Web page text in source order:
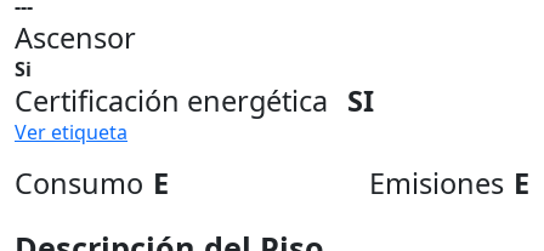
---
Ascensor
Si
Certificación energética SI
Ver etiqueta
Consumo E Emisiones E